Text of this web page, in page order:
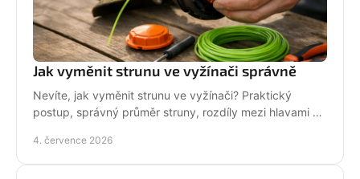
Jak vyměnit strunu ve vyžínači správně
Nevíte, jak vyměnit strunu ve vyžínači? Praktický
postup, správný průměr struny, rozdíly mezi hlavami a
4. července 2026